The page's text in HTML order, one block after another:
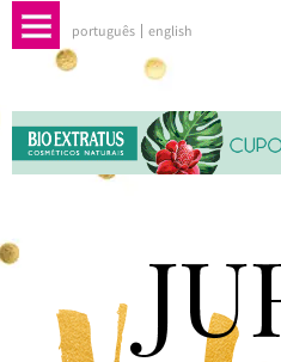
português english